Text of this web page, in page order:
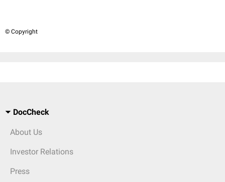
© Copyright
DocCheck
About Us
Investor Relations
Press